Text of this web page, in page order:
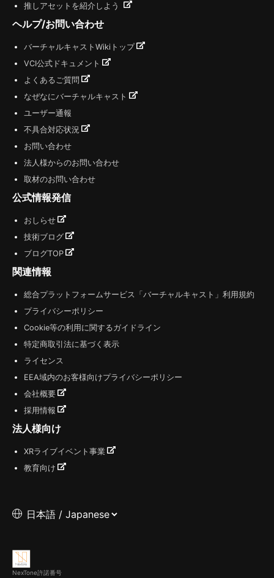
推しアセットを紹介しよう
ヘルプ/お問い合わせ
バーチャルキャストWikiトップ
VCI公式ドキュメント
よくあるご質問
なぜなにバーチャルキャスト
ユーザー通報
不具合対応状況
お問い合わせ
法人様からのお問い合わせ
取材のお問い合わせ
公式情報発信
おしらせ
技術ブログ
ブログTOP
関連情報
総合プラットフォームサービス「バーチャルキャスト」利用規約
プライバシーポリシー
Cookie等の利用に関するガイドライン
特定商取引法に基づく表示
ライセンス
EEA域内のお客様向けプライバシーポリシー
会社概要
採用情報
法人様向け
XRライブイベント事業
教育向け
NexTone許諾番号